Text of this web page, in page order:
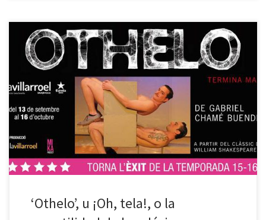
La Villarroel abre temporada con Othelo, montaje que programa
de nuevo tras el éxito que tuvo la temporada pasada, cuando
pudo verse durante un par de semanas en la sección Off de la
sala. Se trata de la irreverente versión argentina del clásico de
Shakespeare, adaptada y dirigida por Gabriel […]
‘Othelo’, u ¡Oh, tela!, o la